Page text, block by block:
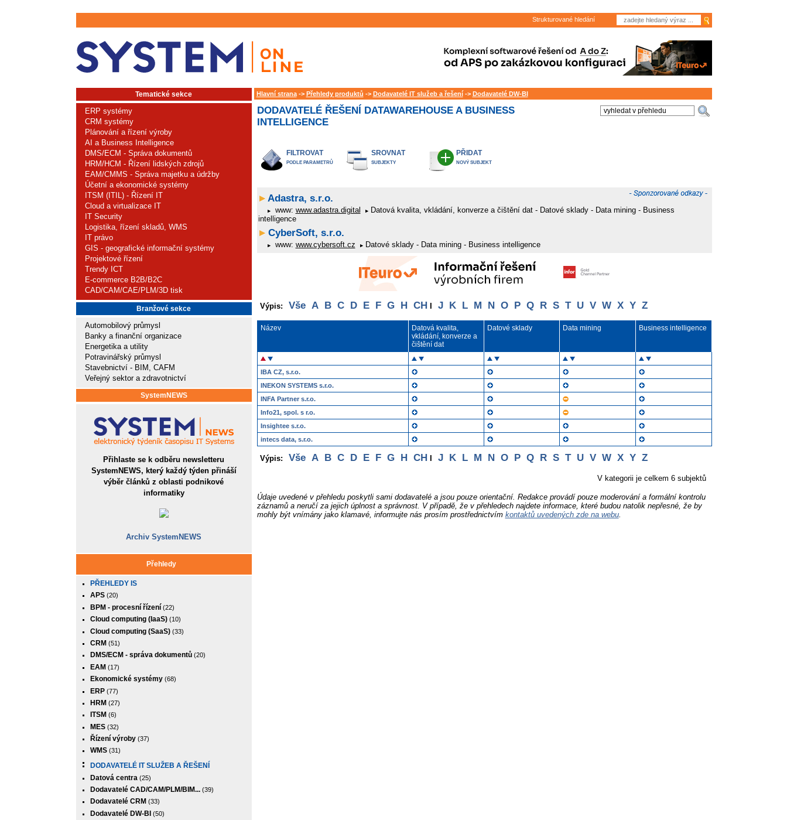
Strukturované hledání
Tematické sekce
ERP systémy
CRM systémy
Plánování a řízení výroby
AI a Business Intelligence
DMS/ECM - Správa dokumentů
HRM/HCM - Řízení lidských zdrojů
EAM/CMMS - Správa majetku a údržby
Účetní a ekonomické systémy
ITSM (ITIL) - Řízení IT
Cloud a virtualizace IT
IT Security
Logistika, řízení skladů, WMS
IT právo
GIS - geografické informační systémy
Projektové řízení
Trendy ICT
E-commerce B2B/B2C
CAD/CAM/CAE/PLM/3D tisk
Branžové sekce
Automobilový průmysl
Banky a finanční organizace
Energetika a utility
Potravinářský průmysl
Stavebnictví - BIM, CAFM
Veřejný sektor a zdravotnictví
SystemNEWS
Přihlaste se k odběru newsletteru
SystemNEWS, který každý týden přináší
výběr článků z oblasti podnikové
informatiky
Archiv SystemNEWS
Přehledy
PŘEHLEDY IS
APS(20)
BPM - procesní řízení(22)
Cloud computing (IaaS)(10)
Cloud computing (SaaS)(33)
CRM (51)
DMS/ECM - správa dokumentů(20)
EAM (17)
Ekonomické systémy(68)
ERP(77)
HRM (27)
ITSM (6)
MES(32)
Řízení výroby(37)
WMS(31)
DODAVATELÉ IT SLUŽEB A ŘEŠENÍ
Datová centra (25)
Dodavatelé CAD/CAM/PLM/BIM...(39)
Dodavatelé CRM (33)
Dodavatelé DW-BI (50)
Hlavní strana-> Přehledy produktů -> Dodavatelé IT služeb a řešení-> Dodavatelé DW-BI
DODAVATELÉ ŘEŠENÍ DATAWAREHOUSE A BUSINESS
INTELLIGENCE
FILTROVAT
PODLE PARAMETRŮ
SROVNAT
SUBJEKTY
PŘIDAT
NOVÝ SUBJEKT
Adastra, s.r.o.
www: www.adastra.digital
Datová kvalita, vkládání, konverze a čištění dat - Datové sklady - Data mining - Business
intelligence
CyberSoft, s.r.o.
www: www.cybersoft.cz Datové sklady - Data mining - Business intelligence
Výpis: Vše A B C D E F G H CH J K L M N O P Q R S T U V W X Y Z
Název
Datová kvalita,
vkládání, konverze a
čištění dat
Datové sklady Data mining Business intelligence
IBA CZ, s.r.o.
INEKON SYSTEMS s.r.o.
INFA Partner s.r.o.
Info21, spol. s r.o.
Insightee s.r.o.
intecs data, s.r.o.
Výpis: Vše A B C D E F G H CH J K L M N O P Q R S T U V W X Y Z
V kategorii je celkem 6 subjektů
Údaje uvedené v přehledu poskytli sami dodavatelé a jsou pouze orientační. Redakce provádí pouze moderování a formální kontrolu
záznamů a neručí za jejich úplnost a správnost. V případě, že v přehledech najdete informace, které budou natolik nepřesné, že by
mohly být vnímány jako klamavé, informujte nás prosím prostřednictvím kontaktů uvedených zde na webu.